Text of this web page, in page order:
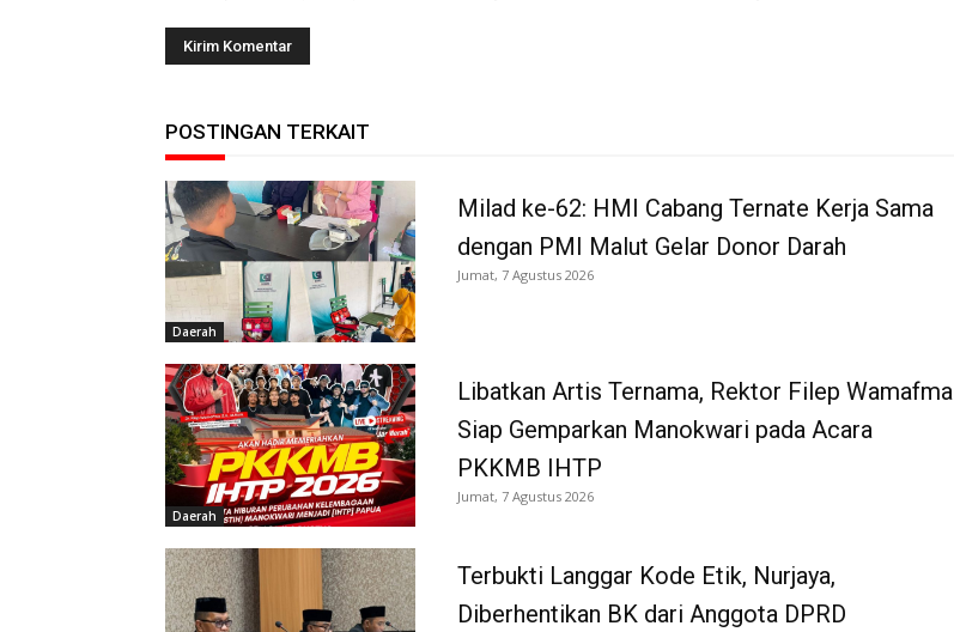
POSTINGAN TERKAIT
Daerah
Milad ke-62: HMI Cabang Ternate Kerja Sama
dengan PMI Malut Gelar Donor Darah
Jumat, 7 Agustus 2026
Daerah
Libatkan Artis Ternama, Rektor Filep Wamafma
Siap Gemparkan Manokwari pada Acara
PKKMB IHTP
Jumat, 7 Agustus 2026
Terbukti Langgar Kode Etik, Nurjaya,
Diberhentikan BK dari Anggota DPRD